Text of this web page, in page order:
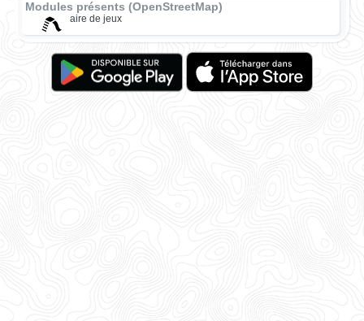
Modules présents (OpenStreetMap)
aire de jeux